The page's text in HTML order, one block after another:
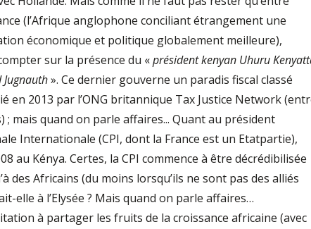
(l’Afrique anglophone conciliant étrangement une
économique et politique globalement meilleure),
sur la présence du «président kenyan Uhuru
». Ce dernier gouverne un paradis fiscal classé
en 2013 par l’ONG britannique Tax Justice Network
; mais quand on parle affaires... Quant au président
Internationale (CPI, dont la France est un Etatpartie),
au Kénya. Certes, la CPI commence à être décrédibilisée
des Africains (du moins lorsqu’ils ne sont pas des alliés
elle à l’Elysée ? Mais quand on parle affaires…
à partager les fruits de la croissance africaine (avec